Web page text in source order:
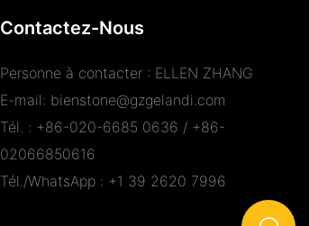
Contactez-Nous
Personne à contacter : ELLEN ZHANG
E-mail: bienstone@gzgelandi.com
Tél. : +86-020-6685 0636 / +86-
02066850616
Tél./WhatsApp : +1 39 2620 7996